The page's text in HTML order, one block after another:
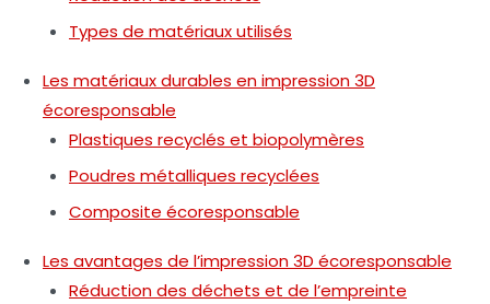
Types de matériaux utilisés
Les matériaux durables en impression 3D
écoresponsable
Plastiques recyclés et biopolymères
Poudres métalliques recyclées
Composite écoresponsable
Les avantages de l’impression 3D écoresponsable
Réduction des déchets et de l’empreinte